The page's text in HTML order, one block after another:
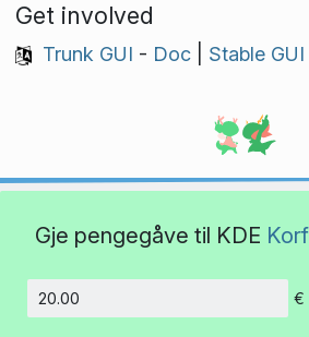
Get involved
Trunk GUI - Doc| Stable GUI
Gje pengegåve til KDE
€